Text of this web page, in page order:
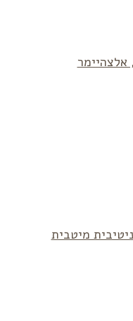
אלצהיימר
מיטבית